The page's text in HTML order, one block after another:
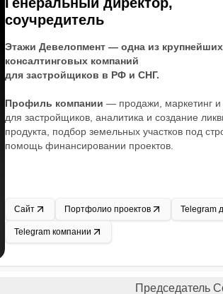
соучредитель
Этажи Девелопмент — одна из крупнейших
консалтинговых компаний
для застройщиков в РФ и СНГ.
Профиль компании — продажи, маркетинг и
для застройщиков, аналитика и создание
продукта, подбор земельных участков под
помощь финансировании проектов.
Сайт Портфолио проектов Telegram
Telegram компании
Председатель